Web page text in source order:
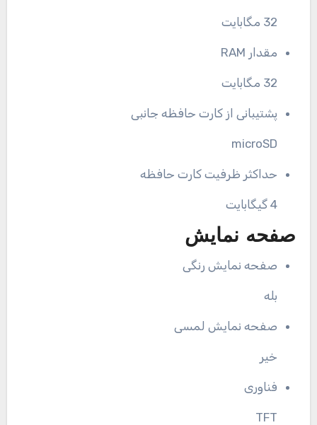
32 مگابایت
مقدار RAM
32 مگابایت
پشتیبانی از کارت حافظه جانبی
microSD
حداکثر ظرفیت کارت حافظه
4 گیگابایت
صفحه نمایش
صفحه نمایش رنگی
بله
صفحه نمایش لمسی
خیر
فناوری
TFT